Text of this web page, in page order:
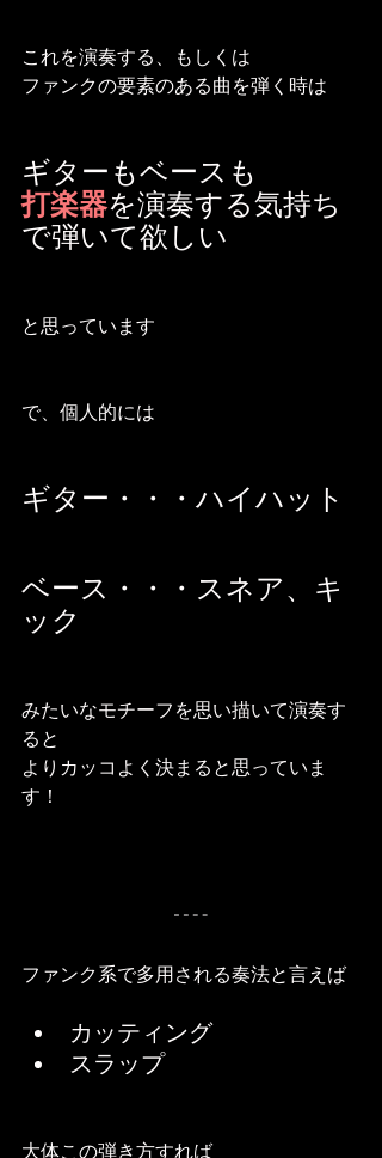
これを演奏する、もしくは
ファンクの要素のある曲を弾く時は
ギターもベースも
打楽器を演奏する気持ち
で弾いて欲しい
と思っています
で、個人的には
ギター・・・ハイハット
ベース・・・スネア、キ
ック
みたいなモチーフを思い描いて演奏す
ると
よりカッコよく決まると思っていま
す！
ファンク系で多用される奏法と言えば
カッティング
スラップ
大体この弾き方すれば